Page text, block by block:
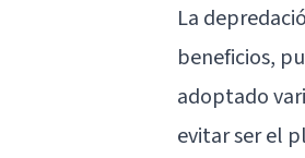
La
beneficios,
adoptado
evitar ser el